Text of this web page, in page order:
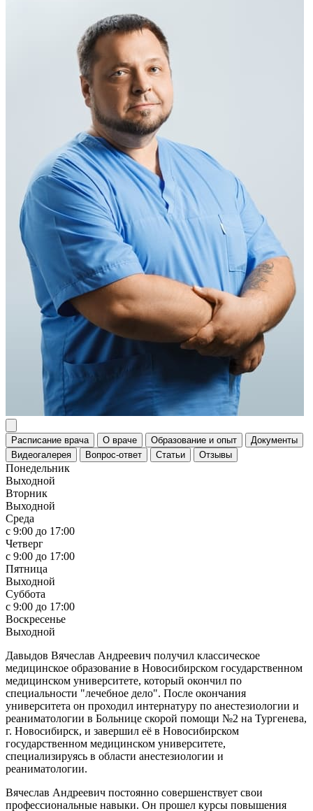
Расписание врача О враче Образование и опыт
Документы
Видеогалерея
Вопрос-ответ Статьи Отзывы
Понедельник
Выходной
Вторник
Выходной
Среда
c 9:00 до 17:00
Четверг
c 9:00 до 17:00
Пятница
Выходной
Суббота
c 9:00 до 17:00
Воскресенье
Выходной
Давыдов Вячеслав Андреевич получил классическое
медицинское образование в Новосибирском государственном
медицинском университете, который окончил по
специальности "лечебное дело". После окончания
университета он проходил интернатуру по анестезиологии и
реаниматологии в Больнице скорой помощи №2 на Тургенева,
г. Новосибирск, и завершил её в Новосибирском
государственном медицинском университете,
специализируясь в области анестезиологии и
реаниматологии.
Вячеслав Андреевич постоянно совершенствует свои
профессиональные навыки. Он прошел курсы повышения